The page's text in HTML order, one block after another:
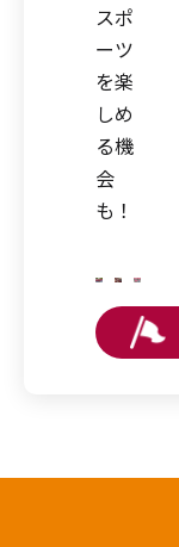
スポ
ーツ
を楽
しめ
る機
会
も！